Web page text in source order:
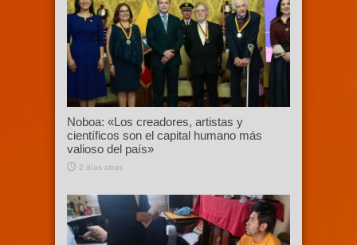
Noboa: «Los creadores, artistas y
científicos son el capital humano más
valioso del país»
2 días atras